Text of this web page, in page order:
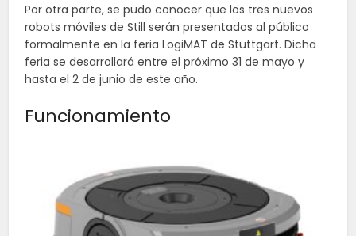
Por otra parte, se pudo conocer que los tres nuevos
robots móviles de Still serán presentados al público
formalmente en la feria LogiMAT de Stuttgart. Dicha
feria se desarrollará entre el próximo 31 de mayo y
hasta el 2 de junio de este año.
Funcionamiento